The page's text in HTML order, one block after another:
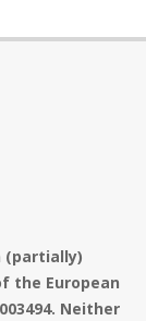
(partially)
the European
Neither